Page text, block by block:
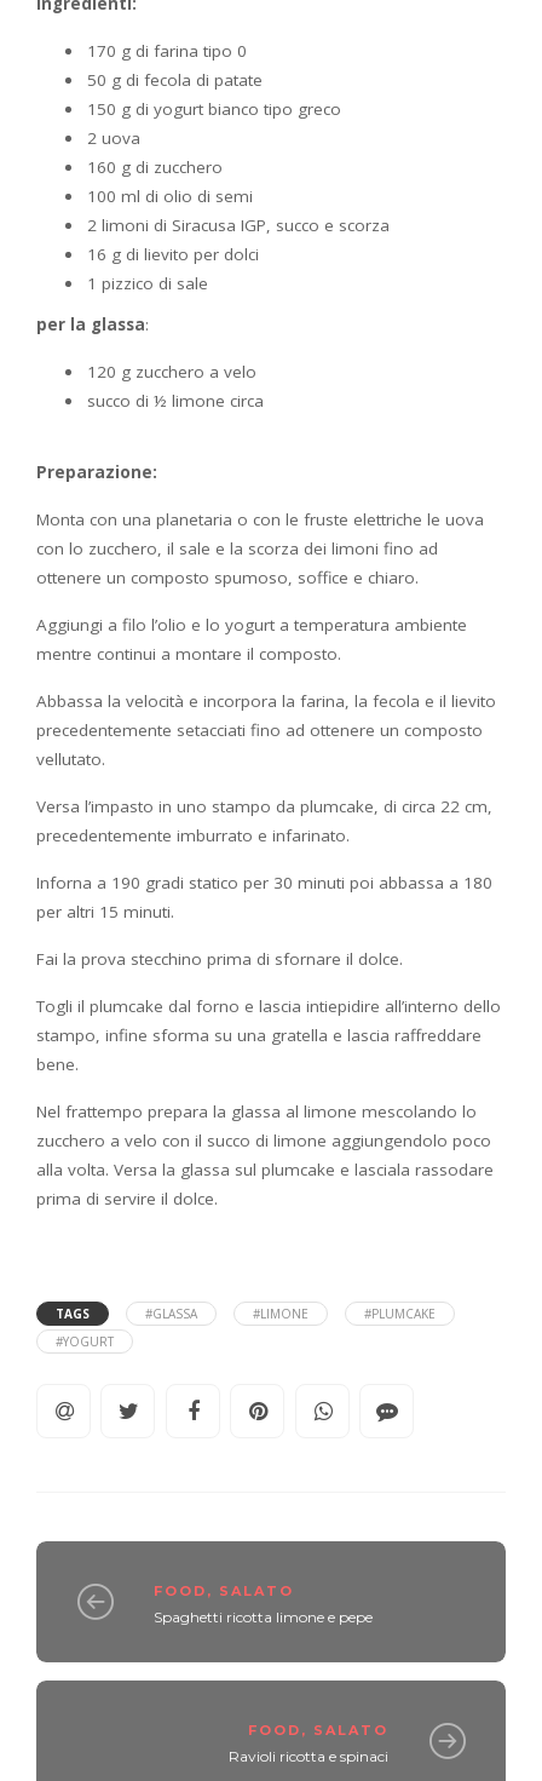
170 g di farina tipo 0
50 g di fecola di patate
150 g di yogurt bianco tipo greco
2 uova
160 g di zucchero
100 ml di olio di semi
2 limoni di Siracusa IGP, succo e scorza
16 g di lievito per dolci
1 pizzico di sale
per la glassa:
120 g zucchero a velo
succo di ½ limone circa
Preparazione:
Monta con una planetaria o con le fruste elettriche le uova
con lo zucchero, il sale e la scorza dei limoni fino ad
ottenere un composto spumoso, soffice e chiaro.
Aggiungi a filo l’olio e lo yogurt a temperatura ambiente
mentre continui a montare il composto.
Abbassa la velocità e incorpora la farina, la fecola e il lievito
precedentemente setacciati fino ad ottenere un composto
vellutato.
Versa l’impasto in uno stampo da plumcake, di circa 22 cm,
precedentemente imburrato e infarinato.
Inforna a 190 gradi statico per 30 minuti poi abbassa a 180
per altri 15 minuti.
Fai la prova stecchino prima di sfornare il dolce.
Togli il plumcake dal forno e lascia intiepidire all’interno dello
stampo, infine sforma su una gratella e lascia raffreddare
bene.
Nel frattempo prepara la glassa al limone mescolando lo
zucchero a velo con il succo di limone aggiungendolo poco
alla volta. Versa la glassa sul plumcake e lasciala rassodare
prima di servire il dolce.
TAGS #GLASSA #LIMONE
#PLUMCAKE
#YOGURT
FOOD , SALATO
Spaghetti ricotta limone e pepe
FOOD , SALATO
Ravioli ricotta e spinaci